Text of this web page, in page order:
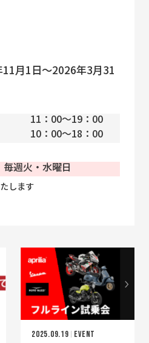
月1日～2026年3月31
11：00～19：00
10：00～18：00
火・水曜日
します
2025.09.19 EVENT